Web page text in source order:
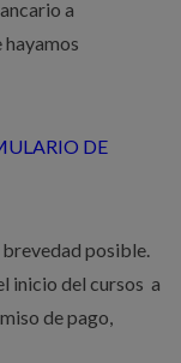
a
DE
posible.
inicio del cursos a
de pago,